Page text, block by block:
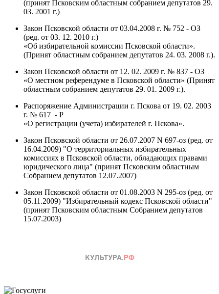
(принят Псковским областным собранием депутатов 29.
03. 2001 г.)
Закон Псковской области от 03.04.2008 г. № 752 - ОЗ
(ред. от 03. 12. 2010 г.)
«Об избирательной комиссии Псковской области».
(Принят областным собранием депутатов 24. 03. 2008 г.).
Закон Псковской области от 12. 02. 2009 г. № 837 - ОЗ
«О местном референдуме в Псковской области» (Принят
областным собранием депутатов 29. 01. 2009 г.).
Распоряжение Администрации г. Пскова от 19. 02. 2003
г. № 617 - Р
«О регистрации (учета) избирателей г. Пскова».
Закон Псковской области от 26.07.2007 N 697-оз (ред. от
16.04.2009) "О территориальных избирательных
комиссиях в Псковской области, обладающих правами
юридического лица" (принят Псковским областным
Собранием депутатов 12.07.2007)
Закон Псковской области от 01.08.2003 N 295-оз (ред. от
05.11.2009) "Избирательный кодекс Псковской области"
(принят Псковским областным Собранием депутатов
15.07.2003)